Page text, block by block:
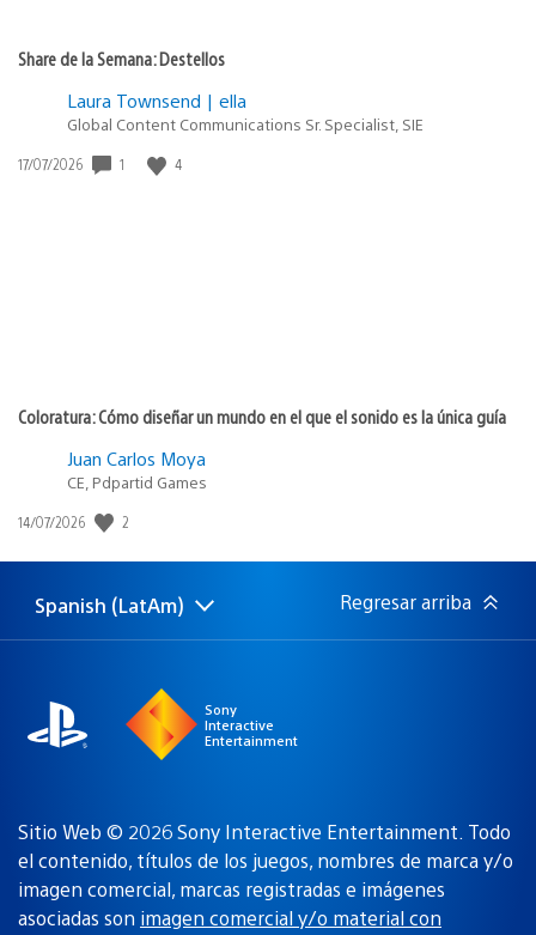
Share de la Semana: Destellos
Laura Townsend | ella
Global Content Communications Sr. Specialist, SIE
Fecha
17/07/2026 1 4
Coloratura: Cómo diseñar un mundo en el que el sonido es la única guía
Juan Carlos Moya
CE, Pdpartid Games
Fecha
publicación:
14/07/2026 2
Elige
una
Región
actual:
Spanish (LatAm) Regresar arriba
Sony
Interactive
Entertainment
Sitio Web © 2026 Sony Interactive Entertainment. Todo
el contenido, títulos de los juegos, nombres de marca y/o
imagen comercial, marcas registradas e imágenes
asociadas son imagen comercial y/o material con